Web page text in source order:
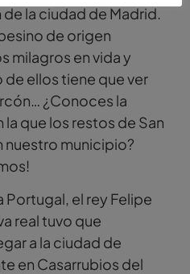
la ciudad de Madrid.
de origen
milagros en vida y
de ellos tiene que ver
¿Conoces la
que los restos de San
nuestro municipio?
Portugal, el rey Felipe
real tuvo que
a la ciudad de
en Casarrubios del